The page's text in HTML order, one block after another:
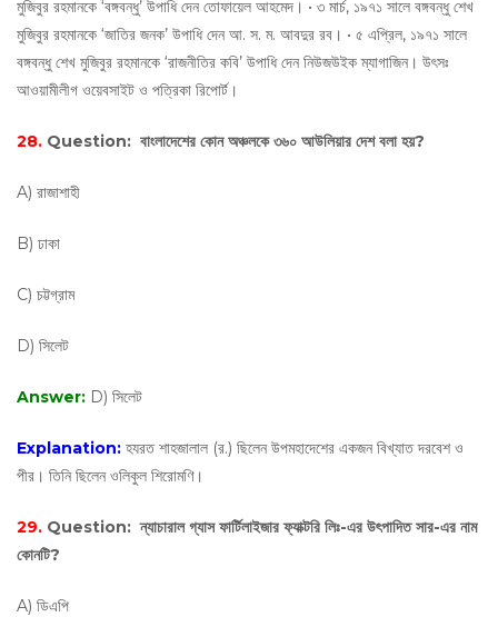
মুজিবুর রহমানকে ‘বঙ্গবন্ধু’ উপাধি দেন তোফায়েল আহমেদ। • ৩ মার্চ, ১৯৭১ সালে বঙ্গবন্ধু শেখ
মুজিবুর রহমানকে ‘জাতির জনক’ উপাধি দেন আ. স. ম. আবদুর রব। • ৫ এপ্রিল, ১৯৭১ সালে
বঙ্গবন্ধু শেখ মুজিবুর রহমানকে ‘রাজনীতির কবি’ উপাধি দেন নিউজউইক ম্যাগাজিন। উৎসঃ
আওয়ামীলীগ ওয়েবসাইট ও পত্রিকা রিপোর্ট।
28. Question: বাংলাদেশের কোন অঞ্চলকে ৩৬০ আউলিয়ার দেশ বলা হয়?
A) রাজাশাহী
B) ঢাকা
C) চট্টগ্রাম
D) সিলেট
Answer: D) সিলেট
Explanation: হযরত শাহজালাল (র.) ছিলেন উপমহাদেশের একজন বিখ্যাত দরবেশ ও
পীর। তিনি ছিলেন ওলিকুল শিরোমণি।
29. Question: ন্যাচারাল গ্যাস ফার্টিলাইজার ফ্যাক্টরি লিঃ-এর উৎপাদিত সার-এর নাম
কোনটি?
A) ডিএপি